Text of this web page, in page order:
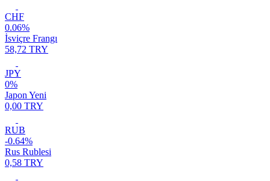
CHF
0.06%
İsviçre Frangı
58,72 TRY
JPY
0%
Japon Yeni
0,00 TRY
RUB
-0.64%
Rus Rublesi
0,58 TRY